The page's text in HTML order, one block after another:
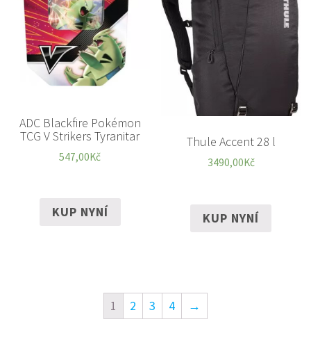
ADC Blackfire Pokémon
TCG V Strikers Tyranitar
547,00Kč
KUP NYNÍ
Thule Accent 28 l
3490,00Kč
KUP NYNÍ
1 2 3 4 →